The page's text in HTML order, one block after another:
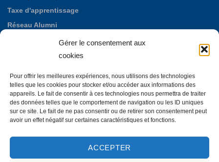
Gérer le consentement aux
cookies
Pour offrir les meilleures expériences, nous utilisons des technologies
telles que les cookies pour stocker et/ou accéder aux informations des
appareils. Le fait de consentir à ces technologies nous permettra de traiter
des données telles que le comportement de navigation ou les ID uniques
sur ce site. Le fait de ne pas consentir ou de retirer son consentement peut
avoir un effet négatif sur certaines caractéristiques et fonctions.
ACCEPTER
Taxe d'apprentissage
Réseau Alumni
Nos offres d'emploi
Fondation des Maristes de Puylata
La Neylière, maison d'accueil mariste